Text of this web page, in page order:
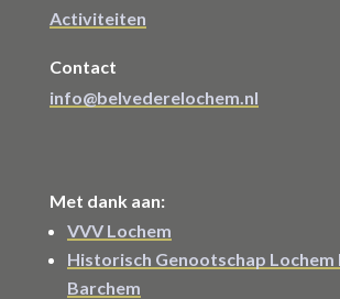
Activiteiten
Contact
info@belvederelochem.nl
Met dank aan:
VVV Lochem
Historisch Genootschap Lochem
Barchem